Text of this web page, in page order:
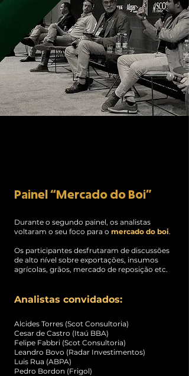
Painel “Mercado do Boi”
Durante o segundo painel, os analistas
voltaram o seu foco para o mercado do boi.
Os participantes desfrutaram de discussões
de alto nível sobre exportações, insumos
agrícolas, grãos, mercado de reposição etc.
Analistas convidados:
Alcides Torres (Scot Consultoria)
Cesar de Castro (Itaú BBA)
Felipe Fabbri (Scot Consultoria)
Leandro Bovo (Radar Investimentos)
Luis Rua (ABPA)
Pedro Bordon (Frigol)